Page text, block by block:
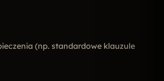
(np. standardowe klauzule